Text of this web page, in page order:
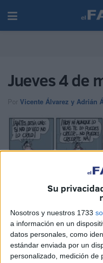
Su
Nosotros y nuestros 1733
a información en un
datos personales, como
estándar enviada por un
personalizado, medición de
Jueves 4 de
Por Vicente Álvarez y Adrián
RelatedPosts